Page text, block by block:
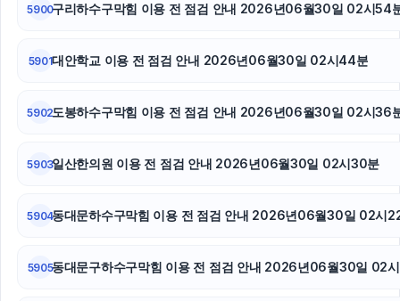
주택담보대출
5900구리하수구막힘 이용 전 점검 안내 2026년06월30일 02시54
5901대안학교 이용 전 점검 안내 2026년06월30일 02시44분
5902도봉하수구막힘 이용 전 점검 안내 2026년06월30일 02시36
5903일산한의원 이용 전 점검 안내 2026년06월30일 02시30분
5904동대문하수구막힘 이용 전 점검 안내 2026년06월30일 02시
5905동대문구하수구막힘 이용 전 점검 안내 2026년06월30일 02